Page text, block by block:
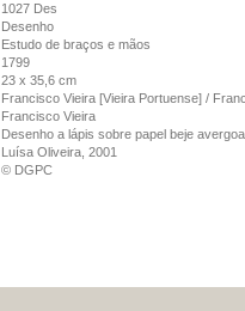
1027 Des
Desenho
Estudo de braços e mãos
1799
23 x 35,6 cm
Francisco Vieira [Vieira Portuense] /
Francisco Vieira
Desenho a lápis sobre papel beje
Luísa Oliveira, 2001
© DGPC